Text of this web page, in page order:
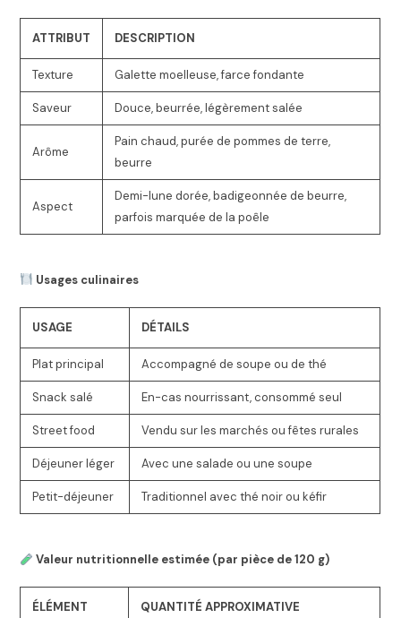
ATTRIBUT DESCRIPTION
Texture Galette moelleuse, farce fondante
Saveur Douce, beurrée, légèrement salée
Arôme
Pain chaud, purée de pommes de terre,
beurre
Aspect
Demi-lune dorée, badigeonnée de beurre,
parfois marquée de la poêle
Usages culinaires
USAGE DÉTAILS
Plat principal Accompagné de soupe ou de thé
Snack salé En-cas nourrissant, consommé seul
Street food Vendu sur les marchés ou fêtes rurales
Déjeuner léger Avec une salade ou une soupe
Petit-déjeuner Traditionnel avec thé noir ou kéfir
Valeur nutritionnelle estimée (par pièce de 120 g)
ÉLÉMENT QUANTITÉ APPROXIMATIVE